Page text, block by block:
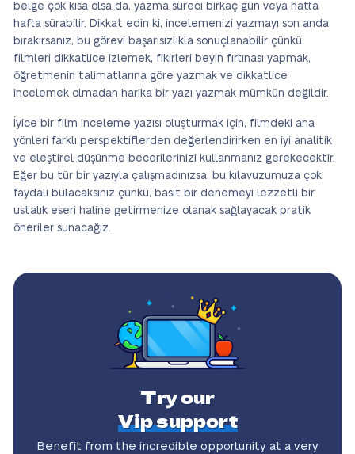
belge çok kısa olsa da, yazma süreci birkaç gün veya hatta
hafta sürabilir. Dikkat edin ki, incelemenizi yazmayı son anda
bırakırsanız, bu görevi başarısızlıkla sonuçlanabilir çünkü,
filmleri dikkatlice izlemek, fikirleri beyin fırtınası yapmak,
öğretmenin talimatlarına göre yazmak ve dikkatlice
incelemek olmadan harika bir yazı yazmak mümkün değildir.
İyice bir film inceleme yazısı oluşturmak için, filmdeki ana
yönleri farklı perspektiflerden değerlendirirken en iyi analitik
ve eleştirel düşünme becerilerinizi kullanmanız gerekecektir.
Eğer bu tür bir yazıyla çalışmadınızsa, bu kılavuzumuza çok
faydalı bulacaksınız çünkü, basit bir denemeyi lezzetli bir
ustalık eseri haline getirmenize olanak sağlayacak pratik
öneriler sunacağız.
Try our
Vip support
Benefit from the incredible opportunity at a very